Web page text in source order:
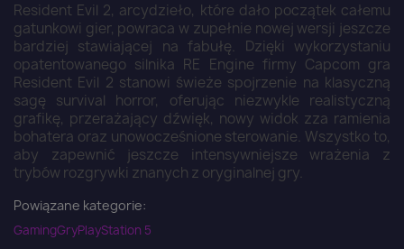
Resident Evil 2, arcydzieło, które dało początek całemu
gatunkowi gier, powraca w zupełnie nowej wersji jeszcze
bardziej stawiającej na fabułę. Dzięki wykorzystaniu
opatentowanego silnika RE Engine firmy Capcom gra
Resident Evil 2 stanowi świeże spojrzenie na klasyczną
sagę survival horror, oferując niezwykle realistyczną
grafikę, przerażający dźwięk, nowy widok zza ramienia
bohatera oraz unowocześnione sterowanie. Wszystko to,
aby zapewnić jeszcze intensywniejsze wrażenia z
trybów rozgrywki znanych z oryginalnej gry.
Powiązane kategorie:
GamingGryPlayStation 5